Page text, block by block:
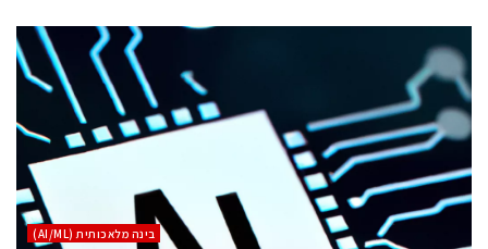
בינה מלאכותית (AI/ML)